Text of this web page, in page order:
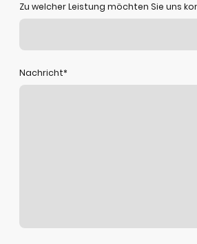
Zu welcher Leistung möchten Sie uns
Nachricht*